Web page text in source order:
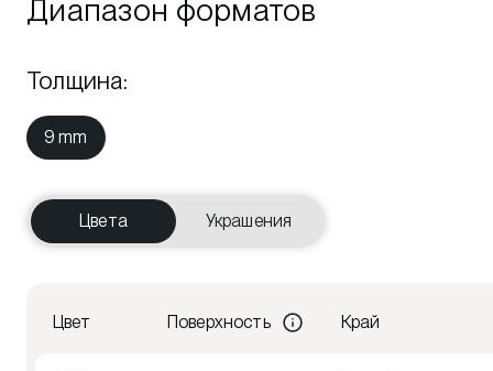
Диапазон форматов
Толщина:
9 mm
Цвета Украшения
Цвет Поверхность Край